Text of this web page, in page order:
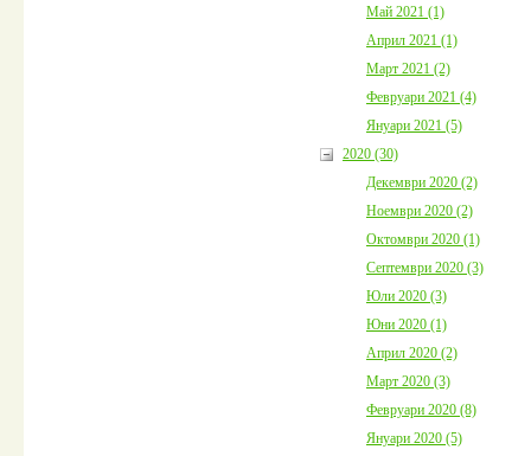
Май 2021 (1)
Април 2021 (1)
Март 2021 (2)
Февруари 2021 (4)
Януари 2021 (5)
2020 (30)
Декември 2020 (2)
Ноември 2020 (2)
Октомври 2020 (1)
Септември 2020 (3)
Юли 2020 (3)
Юни 2020 (1)
Април 2020 (2)
Март 2020 (3)
Февруари 2020 (8)
Януари 2020 (5)